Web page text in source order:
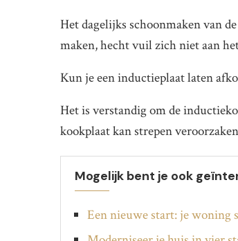
Het dagelijks schoonmaken van
maken, hecht vuil zich niet aan
Kun je een inductieplaat laten
Het is verstandig om de
kookplaat kan strepen
Mogelijk bent je ook
Een nieuwe start: je